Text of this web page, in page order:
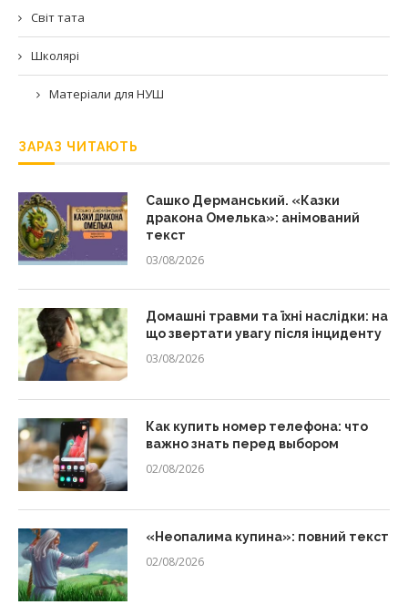
Світ тата
Школярі
Матеріали для НУШ
ЗАРАЗ ЧИТАЮТЬ
Сашко Дерманський. «Казки
дракона Омелька»: анімований
текст
03/08/2026
Домашні травми та їхні наслідки: на
що звертати увагу після інциденту
03/08/2026
Как купить номер телефона: что
важно знать перед выбором
02/08/2026
«Неопалима купина»: повний текст
02/08/2026